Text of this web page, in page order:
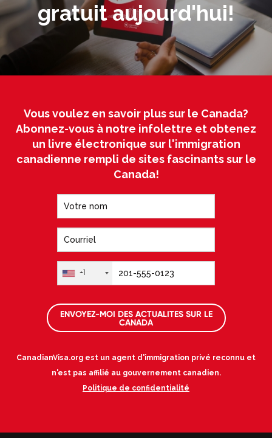
gratuit aujourd'hui!
Vous voulez en savoir plus sur le Canada?
Abonnez-vous à notre infolettre et obtenez
un livre électronique sur l'immigration
canadienne rempli de sites fascinants sur le
Canada!
+1
ENVOYEZ-MOI DES ACTUALITES SUR LE
CANADA
CanadianVisa.org est un agent d'immigration privé reconnu et
n'est pas affilié au gouvernement canadien.
Politique de confidentialité